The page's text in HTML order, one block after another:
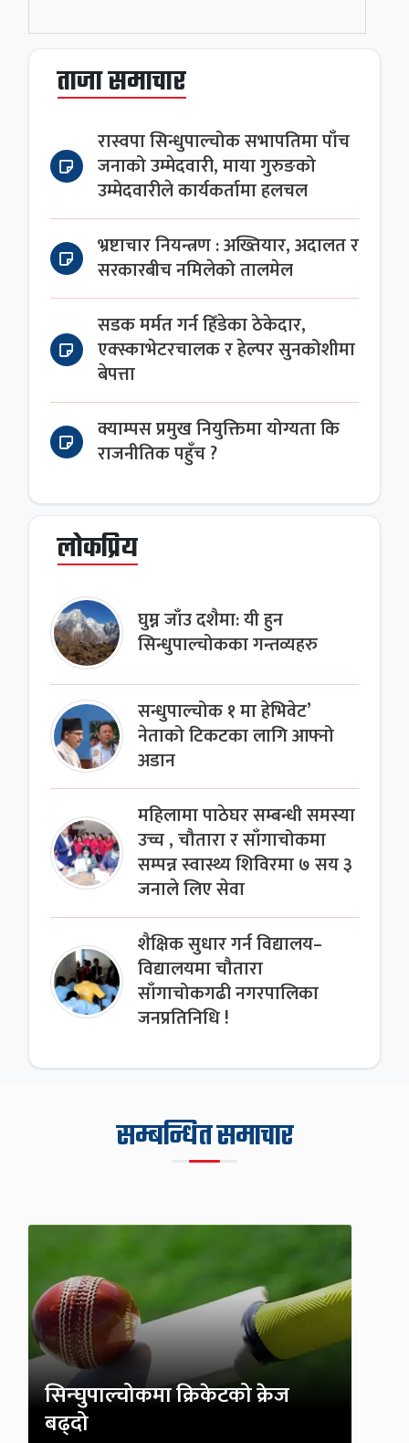
ताजा समाचार
रास्वपा सिन्धुपाल्चोक सभापतिमा पाँच
जनाको उम्मेदवारी, माया गुरुङको
उम्मेदवारीले कार्यकर्तामा हलचल
भ्रष्टाचार नियन्त्रण : अख्तियार, अदालत र
सरकारबीच नमिलेको तालमेल
सडक मर्मत गर्न हिँडेका ठेकेदार,
एक्स्काभेटरचालक र हेल्पर सुनकोशीमा
बेपत्ता
क्याम्पस प्रमुख नियुक्तिमा योग्यता कि
राजनीतिक पहुँच ?
लोकप्रिय
घुम्न जाँउ दशैमा: यी हुन
सिन्धुपाल्चोकका गन्तव्यहरु
सन्धुपाल्चोक १ मा हेभिवेट’
नेताको टिकटका लागि आफ्नो
अडान
महिलामा पाठेघर सम्बन्धी समस्या
उच्च , चौतारा र साँगाचोकमा
सम्पन्न स्वास्थ्य शिविरमा ७ सय ३
जनाले लिए सेवा
शैक्षिक सुधार गर्न विद्यालय–
विद्यालयमा चौतारा
साँगाचोकगढी नगरपालिका
जनप्रतिनिधि !
सम्बन्धित समाचार
सिन्घुपाल्चोकमा क्रिकेटको क्रेज
बढ्दो